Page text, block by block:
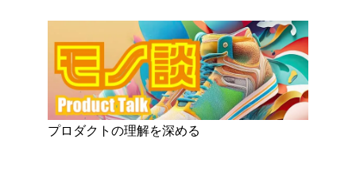
プロダクトの理解を深める